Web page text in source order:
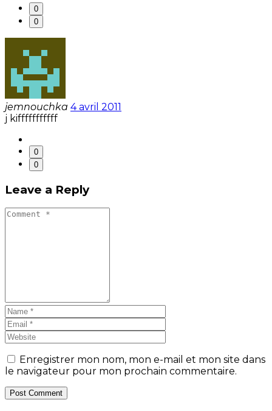
0
0
jemnouchka 4 avril 2011
j kifffffffffff
0
0
Leave a Reply
Enregistrer mon nom, mon e-mail et mon site dans
le navigateur pour mon prochain commentaire.
Post Comment